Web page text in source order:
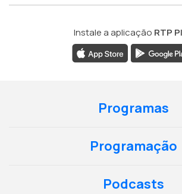
Instale a aplicação RTP
Programas
Programação
Podcasts